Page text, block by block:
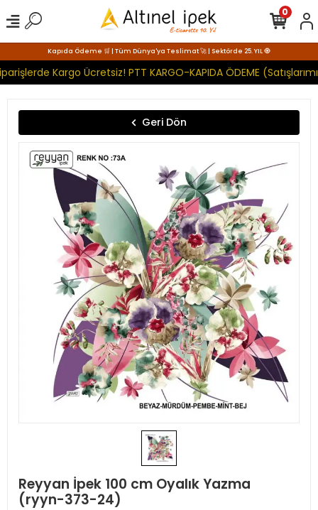
Kapıda Ödeme 🛒 | Tüm Dünya'ya Teslimat 🚀 | Sektörde 25. YIL 🧿
Kargo Ücretsiz! PTT KARGO-KAPIDA ÖDEME
0
Geri Dön
Reyyan İpek 100 cm Oyalık Yazma
(ryyn-373-24)